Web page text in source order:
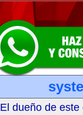
El dueño de